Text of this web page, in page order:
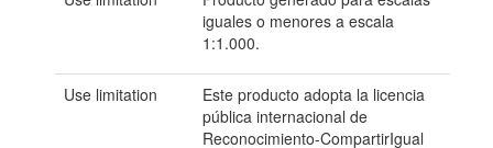
iguales o menores a escala
1:1.000.
Use limitation
Este producto adopta la licencia
pública internacional de
Reconocimiento-CompartirIgual